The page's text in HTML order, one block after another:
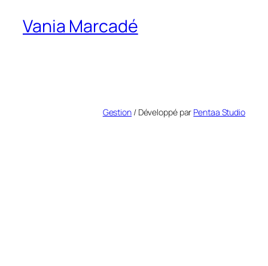
Vania Marcadé
Gestion/ Développé par Pentaa Studio